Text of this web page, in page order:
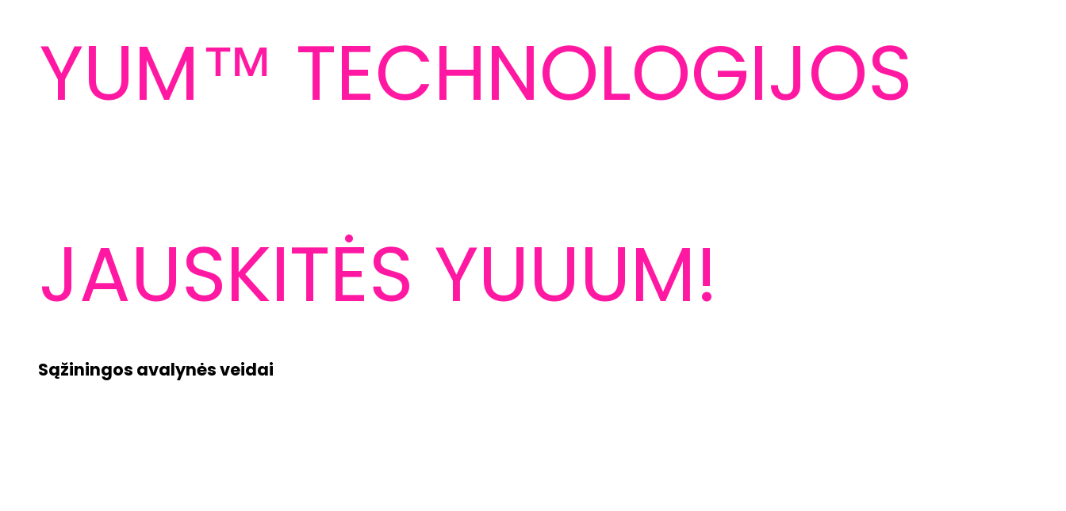
YUM™ TECHNOLOGIJOS
YUM™ TECHNOLOGIJOS
yra avalynės
konstrukcijos ARELAX®
LIBERYUM™
Laisvė mažajam pirštui. Ir
SKINYUM™
Aktyviai kvėpuoja. Išlaiko
LEVITARYUM™
Jūs nelevituosite. Tačiau
JAUSKITĖS YUUUM!
Sąžiningos avalynės veidai